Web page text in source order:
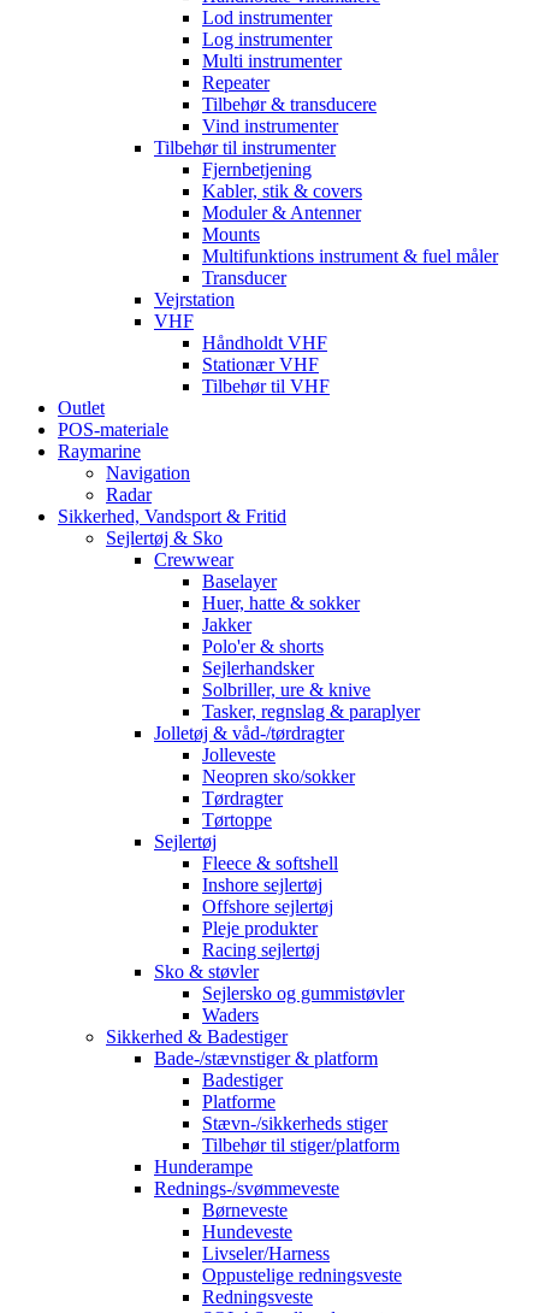
Lod instrumenter
Log instrumenter
Multi instrumenter
Repeater
Tilbehør & transducere
Vind instrumenter
Tilbehør til instrumenter
Fjernbetjening
Kabler, stik & covers
Moduler & Antenner
Mounts
Multifunktions instrument & fuel måler
Transducer
Vejrstation
VHF
Håndholdt VHF
Stationær VHF
Tilbehør til VHF
Outlet
POS-materiale
Raymarine
Navigation
Radar
Sikkerhed, Vandsport & Fritid
Sejlertøj & Sko
Crewwear
Baselayer
Huer, hatte & sokker
Jakker
Polo'er & shorts
Sejlerhandsker
Solbriller, ure & knive
Tasker, regnslag & paraplyer
Jolletøj & våd-/tørdragter
Jolleveste
Neopren sko/sokker
Tørdragter
Tørtoppe
Sejlertøj
Fleece & softshell
Inshore sejlertøj
Offshore sejlertøj
Pleje produkter
Racing sejlertøj
Sko & støvler
Sejlersko og gummistøvler
Waders
Sikkerhed & Badestiger
Bade-/stævnstiger & platform
Badestiger
Platforme
Stævn-/sikkerheds stiger
Tilbehør til stiger/platform
Hunderampe
Rednings-/svømmeveste
Børneveste
Hundeveste
Livseler/Harness
Oppustelige redningsveste
Redningsveste